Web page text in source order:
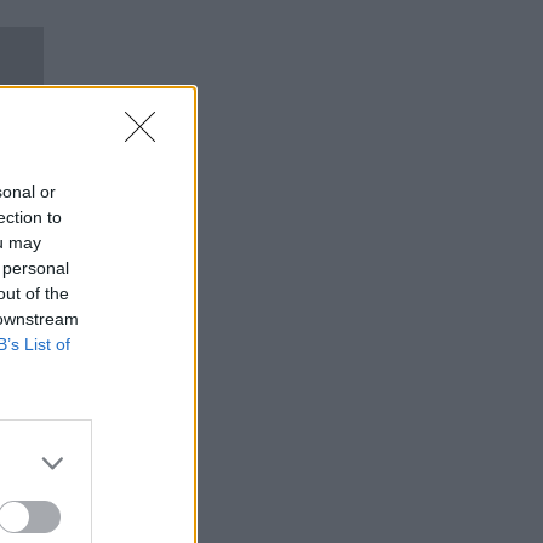
or
to
may
of the
List of